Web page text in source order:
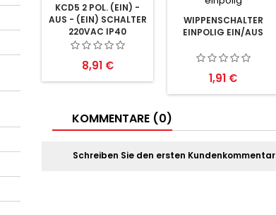
KCD5 2 POL. (EIN) -
AUS - (EIN) SCHALTER
220VAC IP40
Preis
8,91 €
WIPPENSCHALTER
EINPOLIG EIN/AUS
Preis
1,91 €
KOMMENTARE (0)
Schreiben Sie den ersten Kundenkommentar